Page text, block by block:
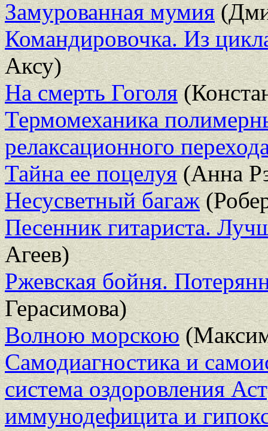
Замурованная мумия
Командировочка. Из
Аксу)
На смерть Гоголя
Термомеханика
релаксационного
Тайна ее поцелуя(Анна
Несусветный багаж
Песенник гитариста.
Агеев)
Ржевская бойня.
Герасимова)
Волною морскою
Самодиагностика и
система оздоровления
иммунодефицита и